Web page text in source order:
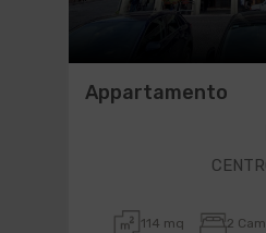
Appartamento
114 mq 2